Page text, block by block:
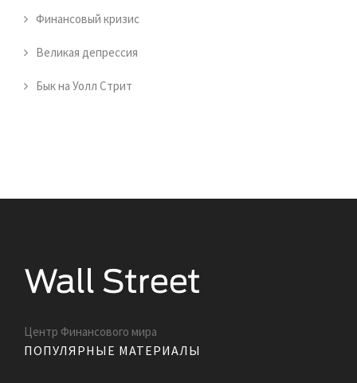
Финансовый кризис
Великая депрессия
Бык на Уолл Стрит
Центр Финансового мира
ПОПУЛЯРНЫЕ МАТЕРИАЛЫ